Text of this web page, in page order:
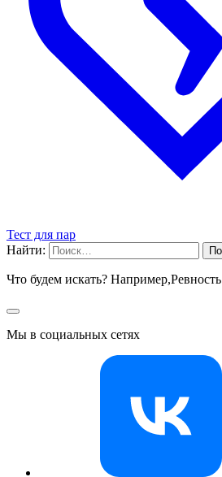
Тест для пар
Найти:
Что будем искать? Например,Ревность
Мы в социальных сетях